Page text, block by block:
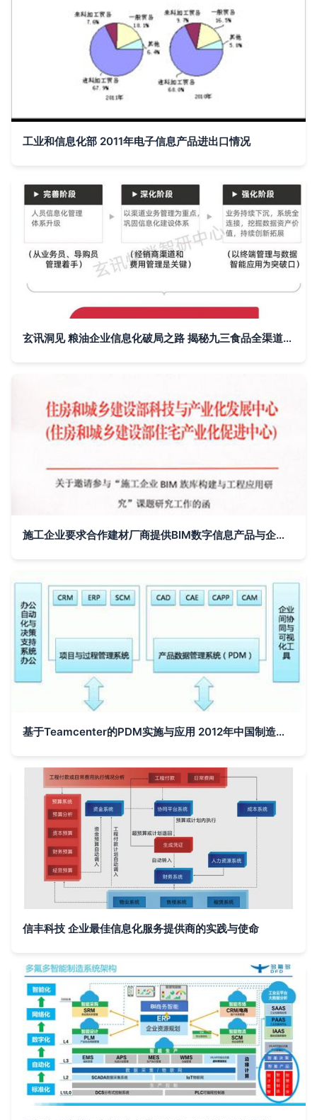
工业和信息化部 2011年电子信息产品进出口情况
玄讯洞见 粮油企业信息化破局之路 揭秘九三食品全渠道营销管理布局方法论
施工企业要求合作建材厂商提供BIM数字信息产品与企业信息化建设的内在逻辑
基于Teamcenter的PDM实施与应用 2012年中国制造业产品创新数字化实践
信丰科技 企业最佳信息化服务提供商的实践与使命